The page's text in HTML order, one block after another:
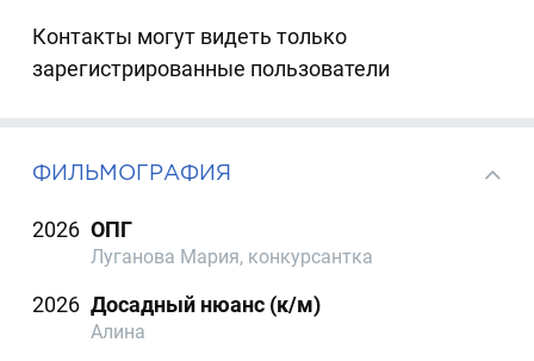
Контакты могут видеть только
зарегистрированные пользователи
ФИЛЬМОГРАФИЯ
2026 ОПГ
Луганова Мария, конкурсантка
2026 Досадный нюанс (к/м)
Алина